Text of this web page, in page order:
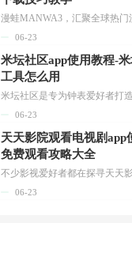
06-23
米坛社区app使用教程-
工具怎么用
06-23
天天影院观看电视剧app
免费观看攻略大全
06-23